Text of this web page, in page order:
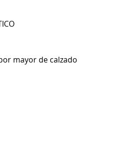
mayor de calzado